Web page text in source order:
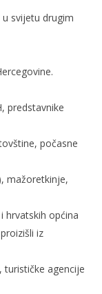
svijetu drugim
predstavnike
počasne
mažoretkinje,
hrvatskih općina
iz
turističke agencije